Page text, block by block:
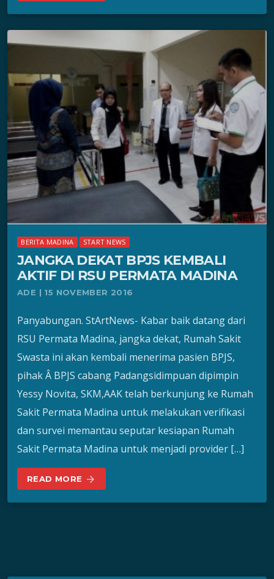
BERITA MADINA START NEWS
JANGKA DEKAT BPJS KEMBALI
AKTIF DI RSU PERMATA MADINA
ADE | 15 NOVEMBER 2016
Panyabungan. StArtNews- Kabar baik datang dari
RSU Permata Madina, jangka dekat, Rumah Sakit
Swasta ini akan kembali menerima pasien BPJS,
pihak Â BPJS cabang Padangsidimpuan dipimpin
Yessy Novita, SKM,AAK telah berkunjung ke Rumah
Sakit Permata Madina untuk melakukan verifikasi
dan survei memantau seputar kesiapan Rumah
Sakit Permata Madina untuk menjadi provider […]
READ MORE arrow_forward